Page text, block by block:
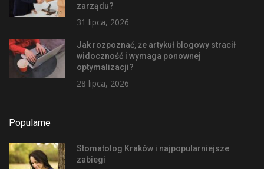
zarządu?
31 lipca, 2026
Jak rozpoznać, że artykuł blogowy stracił
widoczność i wymaga ponownej
optymalizacji?
28 lipca, 2026
Popularne
Stomatolog Kraków i najpopularniejsze
zabiegi